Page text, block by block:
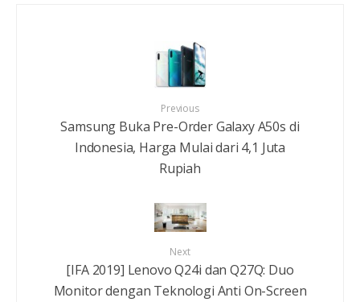
Previous
Samsung Buka Pre-Order Galaxy A50s di
Indonesia, Harga Mulai dari 4,1 Juta
Rupiah
Next
[IFA 2019] Lenovo Q24i dan Q27Q: Duo
Monitor dengan Teknologi Anti On-Screen